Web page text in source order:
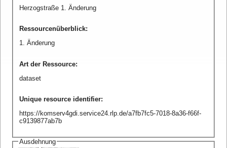
Herzogstraße 1. Änderung
Ressourcenüberblick:
1. Änderung
Art der Ressource:
dataset
Unique resource identifier:
https://komserv4gdi.service24.rlp.de/a7fb7fc5-7018-8a36-f66f-
c9139877ab7b
Ausdehnung